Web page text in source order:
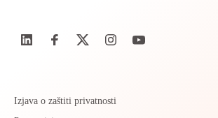
Izjava o zaštiti privatnosti